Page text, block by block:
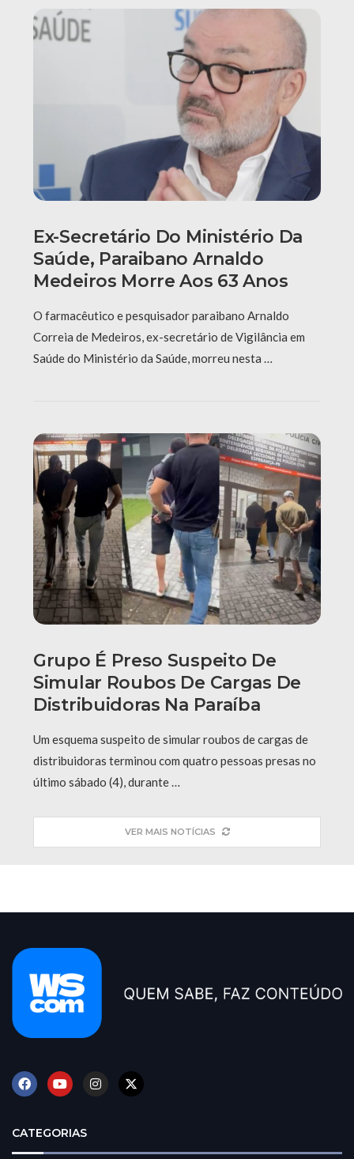
Ex-Secretário Do Ministério Da
Saúde, Paraibano Arnaldo
Medeiros Morre Aos 63 Anos
O farmacêutico e pesquisador paraibano Arnaldo
Correia de Medeiros, ex-secretário de Vigilância em
Saúde do Ministério da Saúde, morreu nesta …
Grupo É Preso Suspeito De
Simular Roubos De Cargas De
Distribuidoras Na Paraíba
Um esquema suspeito de simular roubos de cargas de
distribuidoras terminou com quatro pessoas presas no
último sábado (4), durante …
VER MAIS NOTÍCIAS
CATEGORIAS